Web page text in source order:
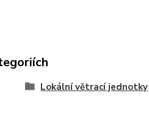
Lokální větrací jednotky